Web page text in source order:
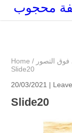
محجوب
Home / التصور
Slide20
20/03/2021 |
Slide20